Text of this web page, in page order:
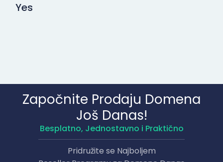
Yes
Započnite Prodaju Domena
Još Danas!
Besplatno, Jednostavno i Praktično
Pridružite se Najboljem